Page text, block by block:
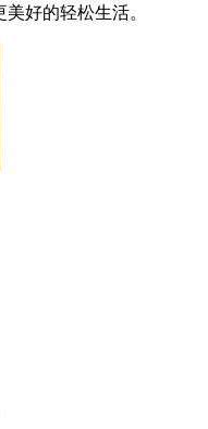
好的轻松生活。